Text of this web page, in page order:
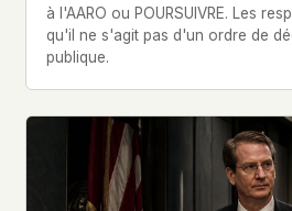
This isn't a privacy policy
protect us. It's a promise written
should stop trusting us.
à l'AARO ou POURSUIVRE. Les
qu'il ne s'agit pas d'un ordre de
publique.